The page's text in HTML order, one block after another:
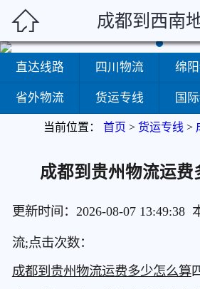
 成都到西南
直达线路 四川物流 绵
省外物流 货运专线 国
当前位置： 首页 > 货运专线 >
成都到贵州物流运费
更新时间：2026-08-07 13:49:38
流;点击次数：
成都到贵州物流运费多少怎么算